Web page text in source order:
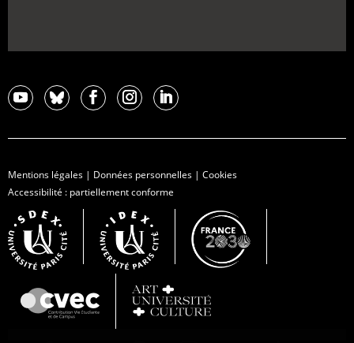
Mentions légales | Données personnelles | Cookies
Accessibilité : partiellement conforme